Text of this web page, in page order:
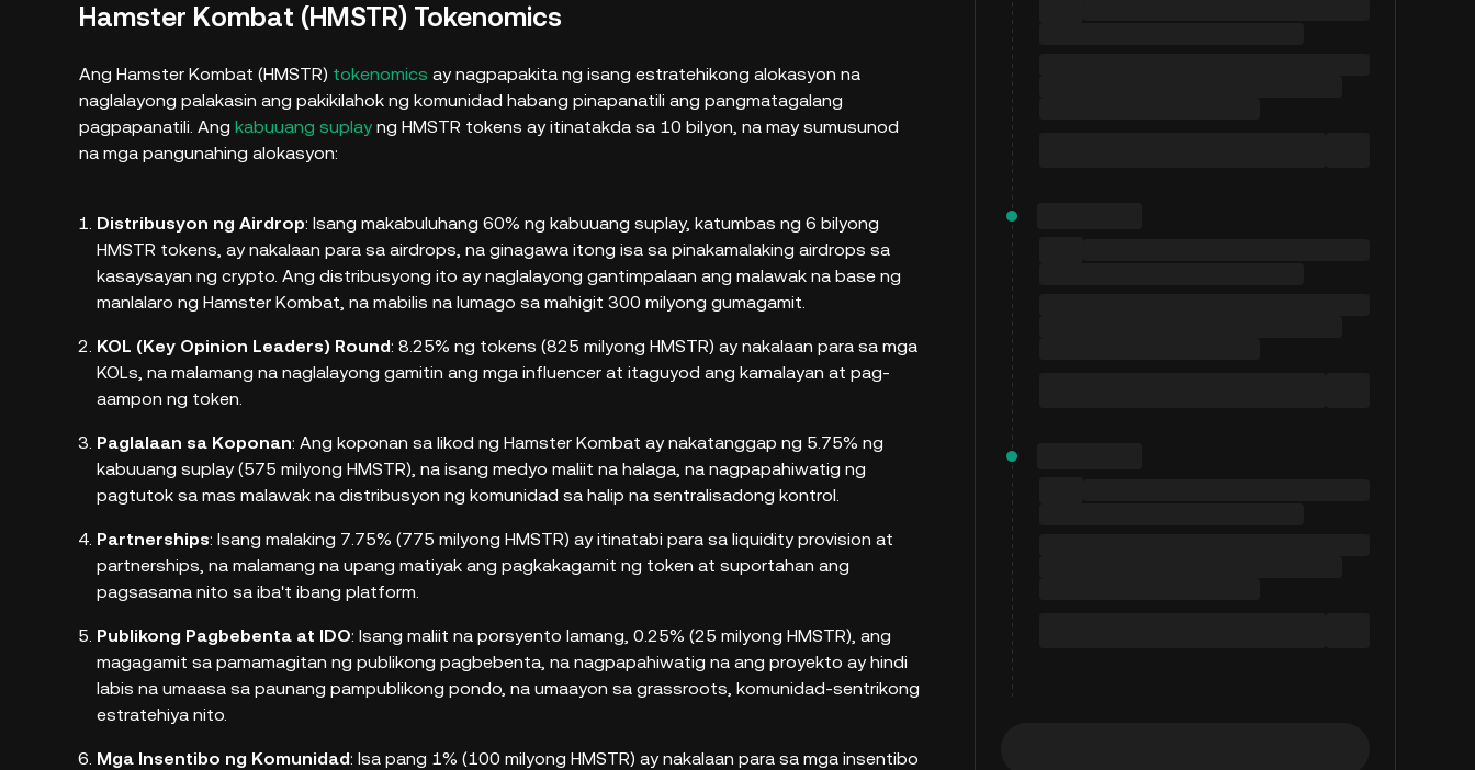
Hamster Kombat (HMSTR) Tokenomics
Ang Hamster Kombat (HMSTR) tokenomics ay nagpapakita ng isang estratehikong alokasyon na
naglalayong palakasin ang pakikilahok ng komunidad habang pinapanatili ang pangmatagalang
pagpapanatili. Ang kabuuang suplay ng HMSTR tokens ay itinatakda sa 10 bilyon, na may sumusunod
na mga pangunahing alokasyon:
Distribusyon ng Airdrop: Isang makabuluhang 60% ng kabuuang suplay, katumbas ng 6 bilyong
HMSTR tokens, ay nakalaan para sa airdrops, na ginagawa itong isa sa pinakamalaking airdrops sa
kasaysayan ng crypto. Ang distribusyong ito ay naglalayong gantimpalaan ang malawak na base ng
manlalaro ng Hamster Kombat, na mabilis na lumago sa mahigit 300 milyong gumagamit.
KOL (Key Opinion Leaders) Round: 8.25% ng tokens (825 milyong HMSTR) ay nakalaan para sa mga
KOLs, na malamang na naglalayong gamitin ang mga influencer at itaguyod ang kamalayan at pag-
aampon ng token.
Paglalaan sa Koponan: Ang koponan sa likod ng Hamster Kombat ay nakatanggap ng 5.75% ng
kabuuang suplay (575 milyong HMSTR), na isang medyo maliit na halaga, na nagpapahiwatig ng
pagtutok sa mas malawak na distribusyon ng komunidad sa halip na sentralisadong kontrol.
Partnerships: Isang malaking 7.75% (775 milyong HMSTR) ay itinatabi para sa liquidity provision at
partnerships, na malamang na upang matiyak ang pagkakagamit ng token at suportahan ang
pagsasama nito sa iba't ibang platform.
Publikong Pagbebenta at IDO: Isang maliit na porsyento lamang, 0.25% (25 milyong HMSTR), ang
magagamit sa pamamagitan ng publikong pagbebenta, na nagpapahiwatig na ang proyekto ay hindi
labis na umaasa sa paunang pampublikong pondo, na umaayon sa grassroots, komunidad-sentrikong
estratehiya nito.
Mga Insentibo ng Komunidad: Isa pang 1% (100 milyong HMSTR) ay nakalaan para sa mga insentibo